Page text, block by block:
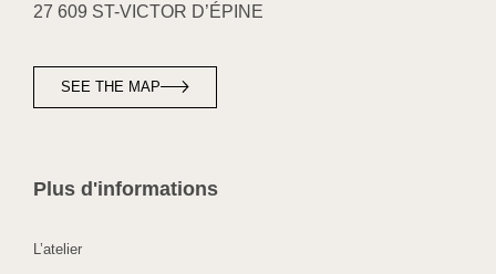
27 609 ST-VICTOR D’ÉPINE
SEE THE MAP
Plus d'informations
L’atelier